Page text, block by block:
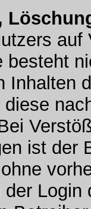
besteht
Inhalten
ist der